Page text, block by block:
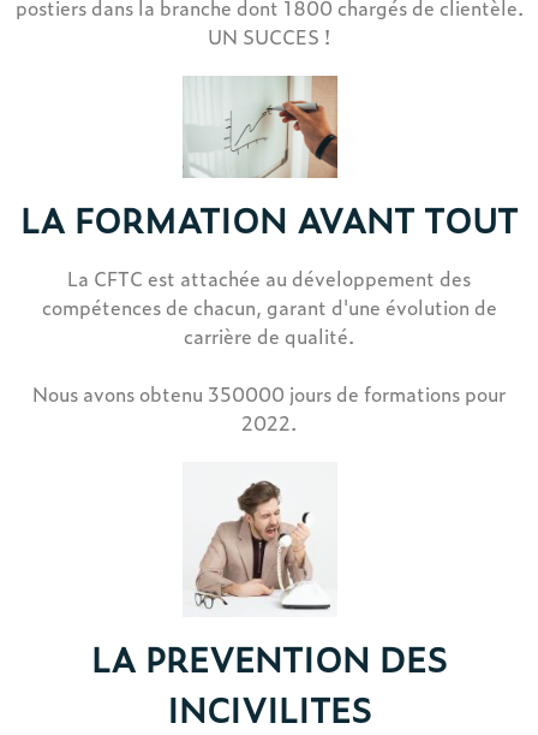
postiers dans la branche dont 1800 chargés de clientèle.
UN SUCCES !
LA FORMATION AVANT TOUT
La CFTC est attachée au développement des
compétences de chacun, garant d'une évolution de
carrière de qualité.
Nous avons obtenu 350000 jours de formations pour
2022.
LA PREVENTION DES
INCIVILITES